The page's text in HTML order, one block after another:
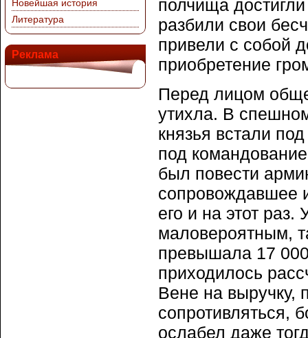
Новейшая история
Литература
Реклама
полчища
разбили свои
привели с собой
приобретение
Перед лицом
утихла. В
князья встали
под
был повести
сопровождавшее
его и на этот раз.
маловероятным,
превышала 17
приходилось
Вене на выручку,
сопротивляться,
ослабел даже